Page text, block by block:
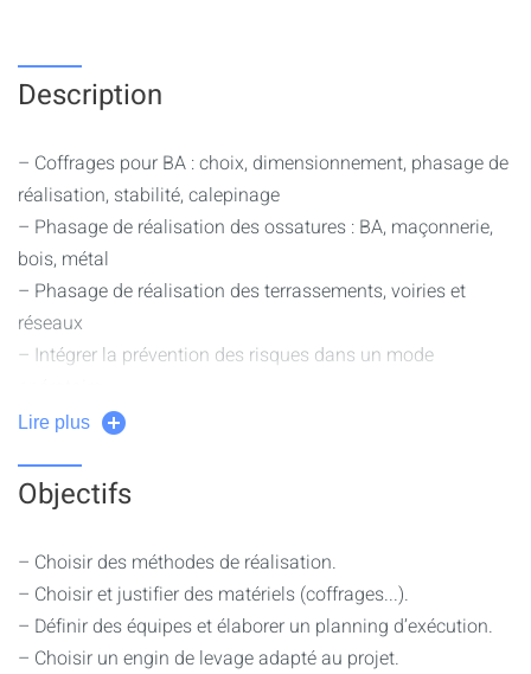
Description
– Coffrages pour BA : choix, dimensionnement, phasage de
réalisation, stabilité, calepinage
– Phasage de réalisation des ossatures : BA, maçonnerie,
bois, métal
– Phasage de réalisation des terrassements, voiries et
réseaux
– Intégrer la prévention des risques dans un mode
– Visite de chantier et/ou TP atelier mise en œuvre
approvisionnement et stockage, cantonnement, réseaux...,
phases, DICT
– Déchets de chantier, recyclage, réemploi
– Planning d’exécution : saturation grue, équipes
– Planning TCE : interfaces
– Lean construction.
Lire plus
Objectifs
– Choisir des méthodes de réalisation.
– Choisir et justifier des matériels (coffrages...).
– Définir des équipes et élaborer un planning d’exécution.
– Choisir un engin de levage adapté au projet.